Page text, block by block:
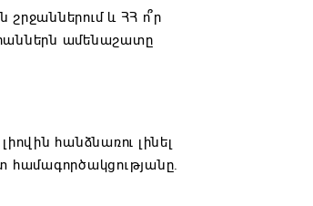
և ՀՀ ո՞ր
ամենաշատը
հանձնառու լինել
համագործակցությանը.